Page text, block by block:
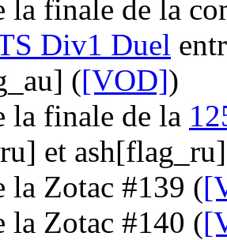
la finale de la
Div1 Duel
([VOD])
la finale de la
et
la Zotac #139 (
la Zotac #140 (